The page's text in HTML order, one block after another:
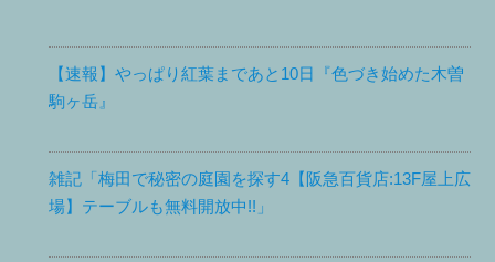
【速報】やっぱり紅葉まであと10日『色づき始めた木曽
駒ヶ岳』
雑記「梅田で秘密の庭園を探す4【阪急百貨店:13F屋上広
場】テーブルも無料開放中!!」